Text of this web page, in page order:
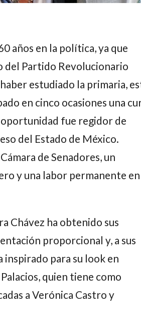
años en la política, ya que
del Partido Revolucionario
estudiado la primaria,
en cinco ocasiones una
oportunidad fue regidor de
del Estado de México.
de Senadores, un
y una labor permanente en
Chávez ha obtenido sus
proporcional y, a sus
inspirado para su look en
quien tiene como
a Verónica Castro y